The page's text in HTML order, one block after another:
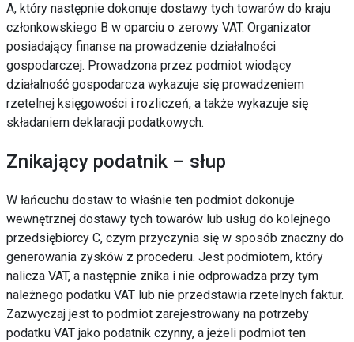
A, który następnie dokonuje dostawy tych towarów do kraju
członkowskiego B w oparciu o zerowy VAT. Organizator
posiadający finanse na prowadzenie działalności
gospodarczej. Prowadzona przez podmiot wiodący
działalność gospodarcza wykazuje się prowadzeniem
rzetelnej księgowości i rozliczeń, a także wykazuje się
składaniem deklaracji podatkowych.
Znikający podatnik – słup
W łańcuchu dostaw to właśnie ten podmiot dokonuje
wewnętrznej dostawy tych towarów lub usług do kolejnego
przedsiębiorcy C, czym przyczynia się w sposób znaczny do
generowania zysków z procederu. Jest podmiotem, który
nalicza VAT, a następnie znika i nie odprowadza przy tym
należnego podatku VAT lub nie przedstawia rzetelnych faktur.
Zazwyczaj jest to podmiot zarejestrowany na potrzeby
podatku VAT jako podatnik czynny, a jeżeli podmiot ten